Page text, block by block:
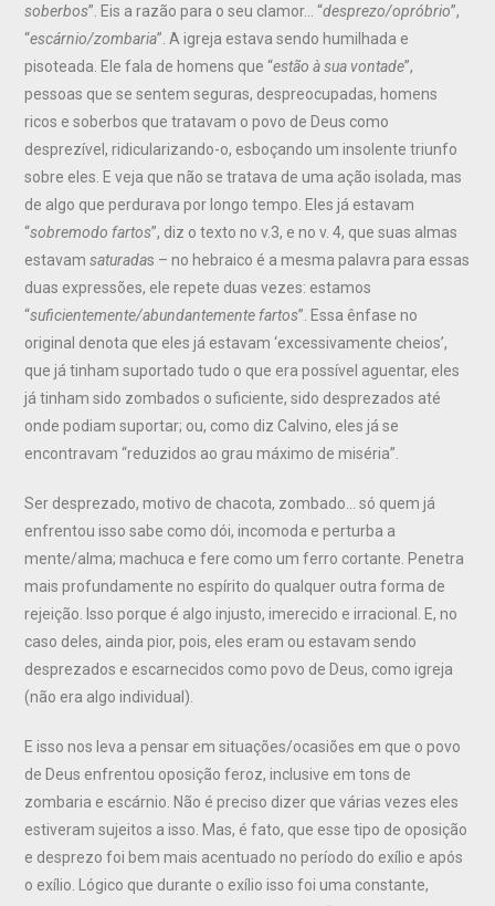
soberbos”. Eis a razão para o seu clamor… “desprezo/opróbrio”,
“escárnio/zombaria”. A igreja estava sendo humilhada e
pisoteada. Ele fala de homens que “estão à sua vontade”,
pessoas que se sentem seguras, despreocupadas, homens
ricos e soberbos que tratavam o povo de Deus como
desprezível, ridicularizando-o, esboçando um insolente triunfo
sobre eles. E veja que não se tratava de uma ação isolada, mas
de algo que perdurava por longo tempo. Eles já estavam
“sobremodo fartos”, diz o texto no v.3, e no v. 4, que suas almas
estavamsaturadas – no hebraico é a mesma palavra para essas
duas expressões, ele repete duas vezes: estamos
“suficientemente/abundantemente fartos”. Essa ênfase no
original denota que eles já estavam ‘excessivamente cheios’,
que já tinham suportado tudo o que era possível aguentar, eles
já tinham sido zombados o suficiente, sido desprezados até
onde podiam suportar; ou, como diz Calvino, eles já se
encontravam “reduzidos ao grau máximo de miséria”.
Ser desprezado, motivo de chacota, zombado… só quem já
enfrentou isso sabe como dói, incomoda e perturba a
mente/alma; machuca e fere como um ferro cortante. Penetra
mais profundamente no espírito do qualquer outra forma de
rejeição. Isso porque é algo injusto, imerecido e irracional. E, no
caso deles, ainda pior, pois, eles eram ou estavam sendo
desprezados e escarnecidos como povo de Deus, como igreja
(não era algo individual).
E isso nos leva a pensar em situações/ocasiões em que o povo
de Deus enfrentou oposição feroz, inclusive em tons de
zombaria e escárnio. Não é preciso dizer que várias vezes eles
estiveram sujeitos a isso. Mas, é fato, que esse tipo de oposição
e desprezo foi bem mais acentuado no período do exílio e após
o exílio. Lógico que durante o exílio isso foi uma constante,